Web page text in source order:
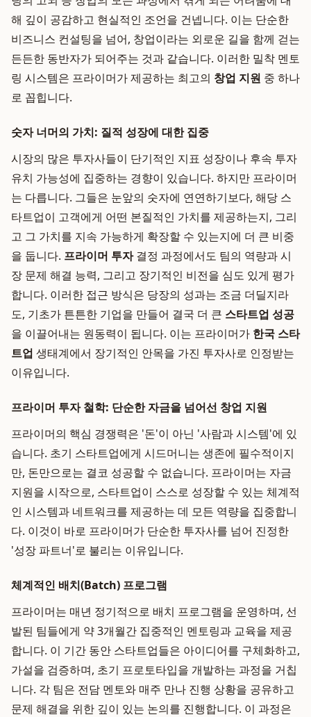
해 깊이 공감하고 현실적인 조언을 건넵니다. 이는 단순한
비즈니스 컨설팅을 넘어, 창업이라는 외로운 길을 함께 걷는
든든한 동반자가 되어주는 것과 같습니다. 이러한 밀착 멘토
링 시스템은 프라이머가 제공하는 최고의 창업 지원 중 하나
로 꼽힙니다.
숫자 너머의 가치: 질적 성장에 대한 집중
시장의 많은 투자사들이 단기적인 지표 성장이나 후속 투자
유치 가능성에 집중하는 경향이 있습니다. 하지만 프라이머
는 다릅니다. 그들은 눈앞의 숫자에 연연하기보다, 해당 스
타트업이 고객에게 어떤 본질적인 가치를 제공하는지, 그리
고 그 가치를 지속 가능하게 확장할 수 있는지에 더 큰 비중
을 둡니다. 프라이머 투자결정 과정에서도 팀의 역량과 시
장 문제 해결 능력, 그리고 장기적인 비전을 심도 있게 평가
합니다. 이러한 접근 방식은 당장의 성과는 조금 더딜지라
도, 기초가 튼튼한 기업을 만들어 결국 더 큰 스타트업 성공
을 이끌어내는 원동력이 됩니다. 이는 프라이머가 한국 스타
트업 생태계에서 장기적인 안목을 가진 투자사로 인정받는
이유입니다.
프라이머 투자 철학: 단순한 자금을 넘어선 창업 지원
프라이머의 핵심 경쟁력은 '돈'이 아닌 '사람과 시스템'에 있
습니다. 초기 스타트업에게 시드머니는 생존에 필수적이지
만, 돈만으로는 결코 성공할 수 없습니다. 프라이머는 자금
지원을 시작으로, 스타트업이 스스로 성장할 수 있는 체계적
인 시스템과 네트워크를 제공하는 데 모든 역량을 집중합니
다. 이것이 바로 프라이머가 단순한 투자사를 넘어 진정한
'성장 파트너'로 불리는 이유입니다.
체계적인 배치(Batch) 프로그램
프라이머는 매년 정기적으로 배치 프로그램을 운영하며, 선
발된 팀들에게 약 3개월간 집중적인 멘토링과 교육을 제공
합니다. 이 기간 동안 스타트업들은 아이디어를 구체화하고,
가설을 검증하며, 초기 프로토타입을 개발하는 과정을 거칩
니다. 각 팀은 전담 멘토와 매주 만나 진행 상황을 공유하고
문제 해결을 위한 깊이 있는 논의를 진행합니다. 이 과정은